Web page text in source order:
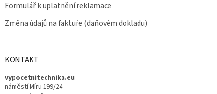
Formulář k uplatnění reklamace
Změna údajů na faktuře (daňovém dokladu)
KONTAKT
vypocetnitechnika.eu
náměstí Míru 199/24